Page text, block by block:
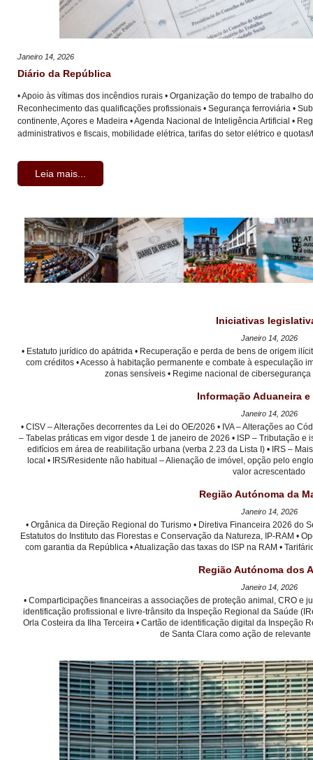
Janeiro 14, 2026
Diário da República
• Apoio às vítimas dos incêndios rurais • Organização do tempo de trabalho
Reconhecimento das qualificações profissionais • Segurança ferroviária •
continente, Açores e Madeira • Agenda Nacional de Inteligência Artificial •
administrativos e fiscais, mobilidade elétrica, tarifas do setor elétrico e
Leia mais...
Iniciativas
Janeiro 14, 2026
• Estatuto jurídico do apátrida • Recuperação e perda de bens de origem
com créditos • Acesso à habitação permanente e combate à especulação
zonas sensíveis • Regime nacional de
Informação Aduaneira
Janeiro 14, 2026
• CISV – Alterações decorrentes da Lei do OE/2026 • IVA – Alterações ao
– Tabelas práticas em vigor desde 1 de janeiro de 2026 • ISP – Tributação e
edifícios em área de reabilitação urbana (verba 2.23 da Lista I) • IRS –
local • IRS/Residente não habitual – Alienação de imóvel, opção pelo
valor acrescentado
Região Autónoma da
Janeiro 14, 2026
• Orgânica da Direção Regional do Turismo • Diretiva Financeira 2026 do
Estatutos do Instituto das Florestas e Conservação da Natureza, IP-RAM •
com garantia da República • Atualização das taxas do ISP na RAM •
Região Autónoma dos
Janeiro 14, 2026
• Comparticipações financeiras a associações de proteção animal, CRO e
identificação profissional e livre-trânsito da Inspeção Regional da Saúde
Orla Costeira da Ilha Terceira • Cartão de identificação digital da Inspeção
de Santa Clara como ação de